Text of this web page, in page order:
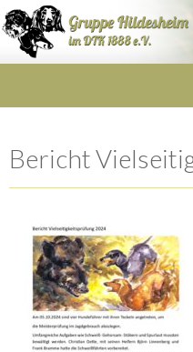
Bericht